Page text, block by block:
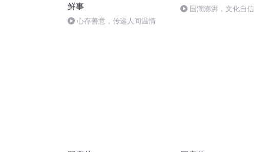
鲜事
心存善意，传递人间温情
国潮澎湃，文化自信